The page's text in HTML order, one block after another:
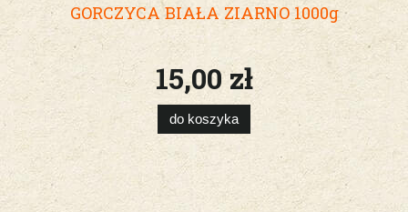
GORCZYCA BIAŁA ZIARNO 1000g
15,00 zł
do koszyka